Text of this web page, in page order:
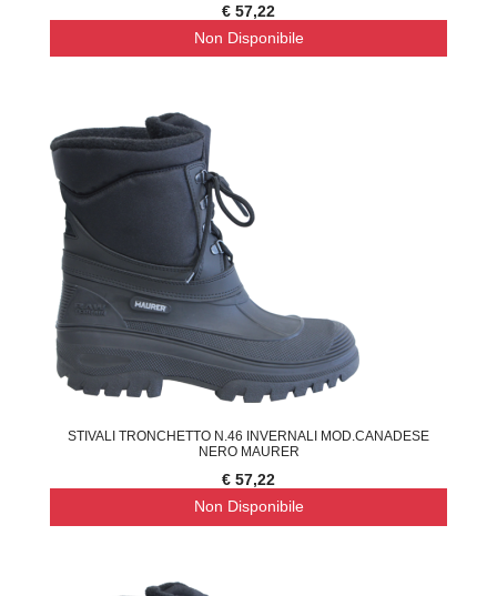
€ 57,22
Non Disponibile
STIVALI TRONCHETTO N.46 INVERNALI MOD.CANADESE
NERO MAURER
€ 57,22
Non Disponibile